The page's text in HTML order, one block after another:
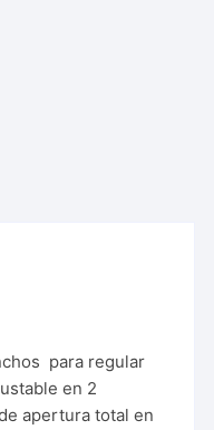
para regular
en 2
apertura total en